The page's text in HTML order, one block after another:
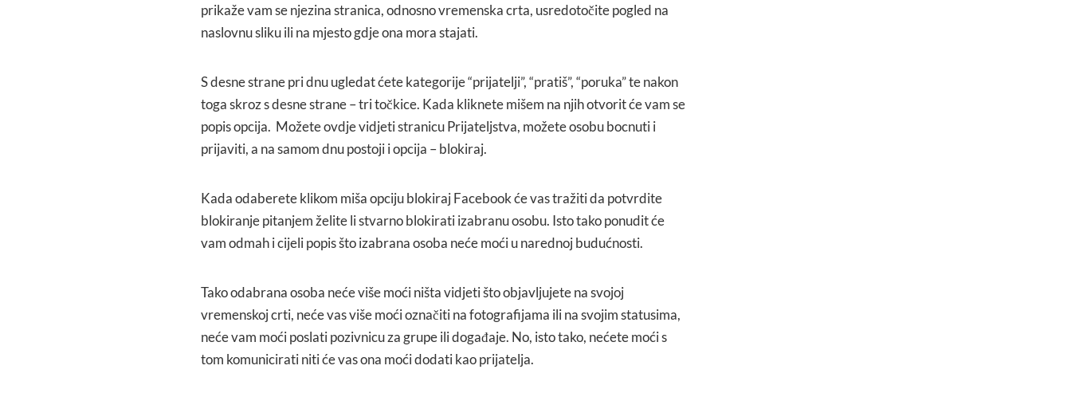
prikaže vam se njezina stranica, odnosno vremenska crta, usredotočite pogled na
naslovnu sliku ili na mjesto gdje ona mora stajati.
S desne strane pri dnu ugledat ćete kategorije “prijatelji”, “pratiš”, “poruka” te nakon
toga skroz s desne strane – tri točkice. Kada kliknete mišem na njih otvorit će vam se
popis opcija. Možete ovdje vidjeti stranicu Prijateljstva, možete osobu bocnuti i
prijaviti, a na samom dnu postoji i opcija – blokiraj.
Kada odaberete klikom miša opciju blokiraj Facebook će vas tražiti da potvrdite
blokiranje pitanjem želite li stvarno blokirati izabranu osobu. Isto tako ponudit će
vam odmah i cijeli popis što izabrana osoba neće moći u narednoj budućnosti.
Tako odabrana osoba neće više moći ništa vidjeti što objavljujete na svojoj
vremenskoj crti, neće vas više moći označiti na fotografijama ili na svojim statusima,
neće vam moći poslati pozivnicu za grupe ili događaje. No, isto tako, nećete moći s
tom komunicirati niti će vas ona moći dodati kao prijatelja.